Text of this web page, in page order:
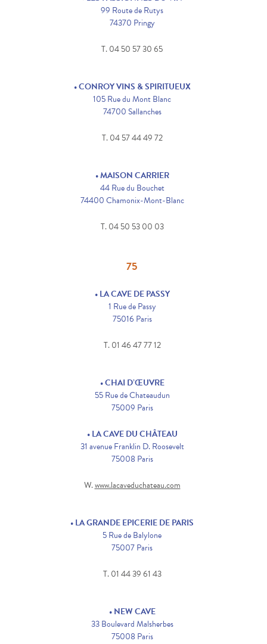
99 Route de Rutys
74370 Pringy
T. 04 50 57 30 65
• CONROY VINS & SPIRITUEUX
105 Rue du Mont Blanc
74700 Sallanches
T. 04 57 44 49 72
• MAISON CARRIER
44 Rue du Bouchet
74400 Chamonix-Mont-Blanc
T. 04 50 53 00 03
75
• LA CAVE DE PASSY
1 Rue de Passy
75016 Paris
T. 01 46 47 77 12
• CHAI D’ŒUVRE
55 Rue de Chateaudun
75009 Paris
• LA CAVE DU CHÂTEAU
31 avenue Franklin D. Roosevelt
75008 Paris
W.www.lacaveduchateau.com
• LA GRANDE EPICERIE DE PARIS
5 Rue de Balylone
75007 Paris
T. 01 44 39 61 43
• NEW CAVE
33 Boulevard Malsherbes
75008 Paris